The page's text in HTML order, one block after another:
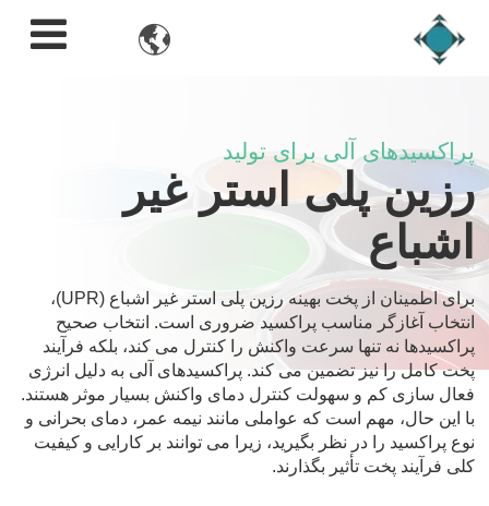

پراکسیدهای آلی برای تولید
رزین پلی استر غیر
اشباع
برای اطمینان از پخت بهینه رزین پلی استر غیر اشباع (UPR)،
انتخاب آغازگر مناسب پراکسید ضروری است. انتخاب صحیح
پراکسیدها نه تنها سرعت واکنش را کنترل می کند، بلکه فرآیند
پخت کامل را نیز تضمین می کند. پراکسیدهای آلی به دلیل انرژی
فعال سازی کم و سهولت کنترل دمای واکنش بسیار موثر هستند.
با این حال، مهم است که عواملی مانند نیمه عمر، دمای بحرانی و
نوع پراکسید را در نظر بگیرید، زیرا می توانند بر کارایی و کیفیت
کلی فرآیند پخت تأثیر بگذارند.